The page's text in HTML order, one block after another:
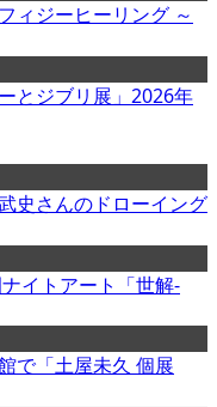
ィジーヒーリング ～
とジブリ展」2026年
史さんのドローイング
イトアート「世解-
で「土屋未久 個展